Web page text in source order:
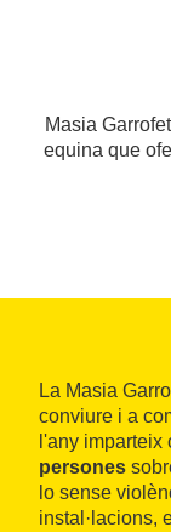
Masia
equina que
La Masia
conviure i a
l'any imparteix
persones
lo sense
instal·lacions,